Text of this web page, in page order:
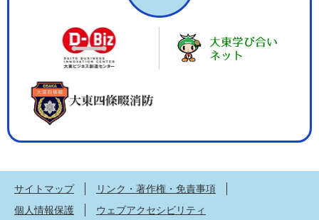
サイトマップ
リンク・著作権・免責事項
個人情報保護
ウェブアクセシビリティ